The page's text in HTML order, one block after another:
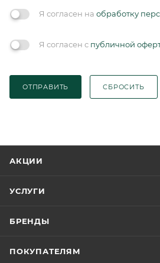
Я согласен на обработку
Я согласен с публичной
ОТПРАВИТЬ СБРОСИТЬ
АКЦИИ
УСЛУГИ
БРЕНДЫ
ПОКУПАТЕЛЯМ